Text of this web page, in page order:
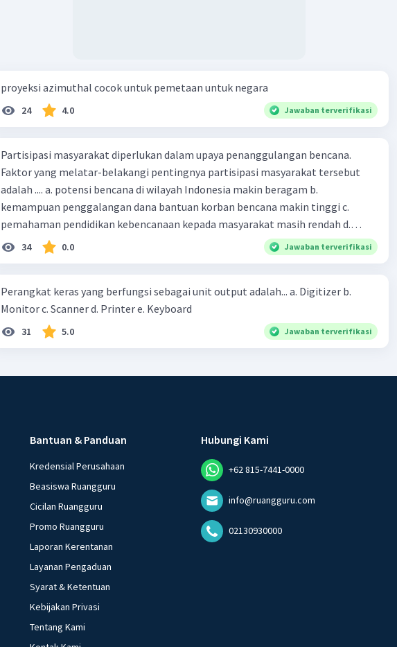
proyeksi azimuthal cocok untuk pemetaan untuk negara
24 4.0 Jawaban terverifikasi
Partisipasi masyarakat diperlukan dalam upaya penanggulangan bencana.
Faktor yang melatar-belakangi pentingnya partisipasi masyarakat tersebut
adalah .... a. potensi bencana di wilayah Indonesia makin beragam b.
kemampuan penggalangan dana bantuan korban bencana makin tinggi c.
pemahaman pendidikan kebencanaan kepada masyarakat masih rendah d.
masyarakat merupakan pihak yang langsung berhadapan dengan bencana e.
kepercayaan pemerintah bahwa masyarakat mampu mengatasi bencana
34 0.0 Jawaban terverifikasi
Perangkat keras yang berfungsi sebagai unit output adalah... a. Digitizer b.
Monitor c. Scanner d. Printer e. Keyboard
31 5.0 Jawaban terverifikasi
Bantuan & Panduan
Kredensial Perusahaan
Beasiswa Ruangguru
Cicilan Ruangguru
Promo Ruangguru
Laporan Kerentanan
Layanan Pengaduan
Syarat & Ketentuan
Kebijakan Privasi
Tentang Kami
Hubungi Kami
+62 815-7441-0000
info@ruangguru.com
02130930000